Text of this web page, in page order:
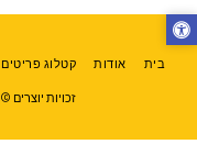
בית אודות קטלוג פריטים
זכויות יוצרים © 2026 כל הזכויות שמורות -